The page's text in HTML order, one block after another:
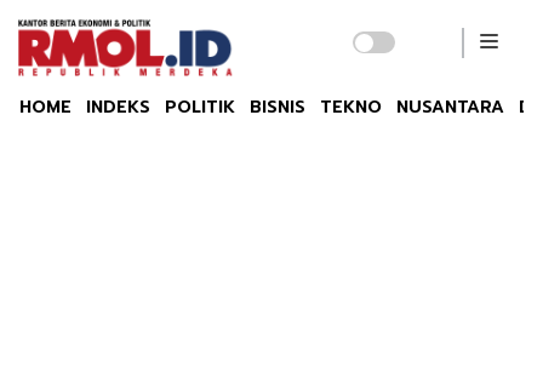
HOME INDEKS POLITIK BISNIS TEKNO NUSANTARA